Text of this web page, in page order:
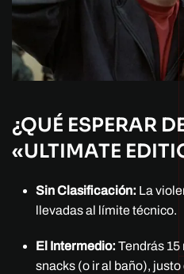
¿QUÉ ESPERAR
«ULTIMATE
Sin Clasificación: La
llevadas al límite técnico.
El Intermedio: Tendrás
snacks (o ir al baño),